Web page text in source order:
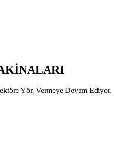
Yön Vermeye Devam Ediyor.